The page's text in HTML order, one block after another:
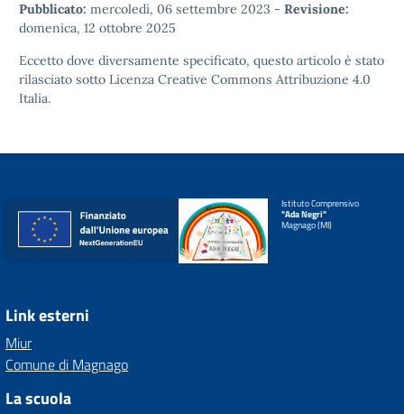
Pubblicato: mercoledì, 06 settembre 2023 - Revisione:
domenica, 12 ottobre 2025
Eccetto dove diversamente specificato, questo articolo è stato
rilasciato sotto Licenza Creative Commons Attribuzione 4.0
Italia.
Istituto Comprensivo
"Ada Negri"
Magnago (MI)
Link esterni
Miur
Comune di Magnago
La scuola